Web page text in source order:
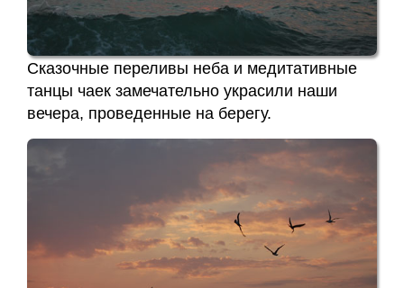
Сказочные переливы неба и медитативные
танцы чаек замечательно украсили наши
вечера, проведенные на берегу.